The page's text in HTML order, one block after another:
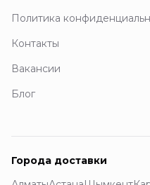
Политика
Контакты
Вакансии
Блог
Города доставки